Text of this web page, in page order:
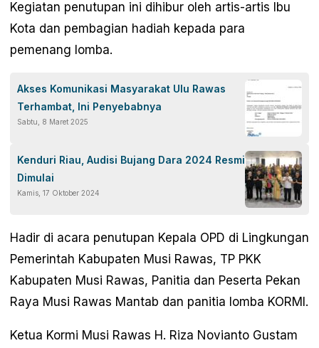
Kegiatan penutupan ini dihibur oleh artis-artis Ibu
Kota dan pembagian hadiah kepada para
pemenang lomba.
Akses Komunikasi Masyarakat Ulu Rawas
Terhambat, Ini Penyebabnya
Sabtu, 8 Maret 2025
Kenduri Riau, Audisi Bujang Dara 2024 Resmi
Dimulai
Kamis, 17 Oktober 2024
Hadir di acara penutupan Kepala OPD di Lingkungan
Pemerintah Kabupaten Musi Rawas, TP PKK
Kabupaten Musi Rawas, Panitia dan Peserta Pekan
Raya Musi Rawas Mantab dan panitia lomba KORMI.
Ketua Kormi Musi Rawas H. Riza Novianto Gustam